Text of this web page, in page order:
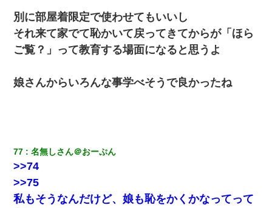
【衝撃】ある工場に配属すると、女の人がみんな退職してしま
う。会社「仕事がハードだし田舎で娯楽も少ないからキツイの
か…」→ 実際は違った
見合いにて。嫁「はじめまして」俺「失礼ですが○○さんご本人で
すか？」
が、兄の同級生と結婚。それを知った兄は荒れ狂い、｢嫁さん、俺
のお古ですが気分はどう？」とメールを送った→
別に部屋着限定で使わせてもいいし
それ来て家でて恥かいて戻ってきてからが「ほら
ご覧？」って教育する場面になると思うよ
娘さんからいろんな事学べそうで良かったね
77 名無しさん＠おーぷん
>>74
>>75
私もそうなんだけど、娘も恥をかくかなってって